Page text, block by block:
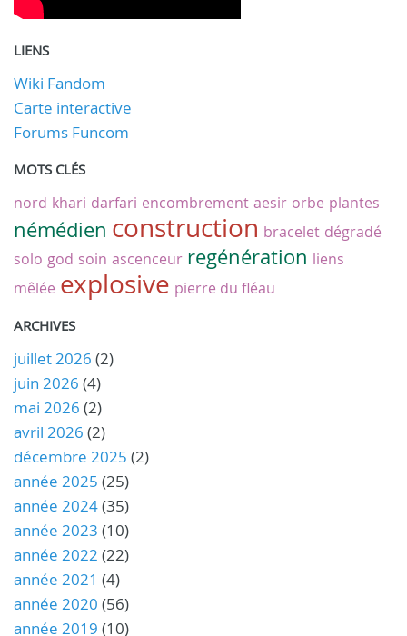
LIENS
Wiki Fandom
Carte interactive
Forums Funcom
MOTS CLÉS
nord khari darfari encombrement aesir orbe plantes
némédien construction bracelet dégradé
solo god soin ascenceur regénération liens
mêlée explosive pierre du fléau
ARCHIVES
juillet 2026 (2)
juin 2026 (4)
mai 2026 (2)
avril 2026 (2)
décembre 2025 (2)
année 2025 (25)
année 2024(35)
année 2023 (10)
année 2022 (22)
année 2021 (4)
année 2020 (56)
année 2019 (10)